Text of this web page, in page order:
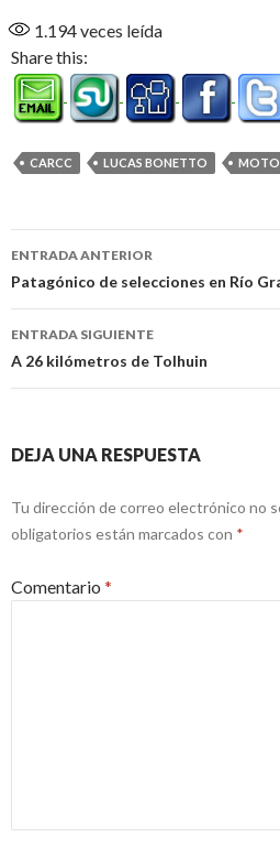
1.194veces leída
Share this:
CARCC LUCAS BONETTO
Navegación
de
entradas
ENTRADA ANTERIOR
Patagónico de selecciones en Río
ENTRADA SIGUIENTE
A 26 kilómetros de Tolhuin
DEJA UNA RESPUESTA
Tu dirección de correo electrónico no
obligatorios están marcados con *
Comentario *